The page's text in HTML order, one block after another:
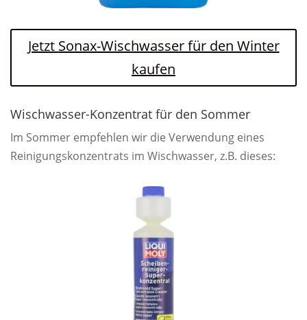
Jetzt Sonax-Wischwasser für den Winter
kaufen
Wischwasser-Konzentrat für den Sommer
Im Sommer empfehlen wir die Verwendung eines
Reinigungskonzentrats im Wischwasser, z.B. dieses: